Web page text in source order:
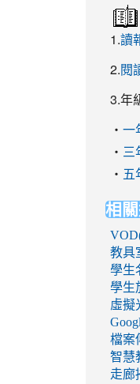
1.讀
2.閱
3.年
‧ 一
‧ 三
‧ 五
相
教具
學生
學生
虛擬
檔案
智慧
走廊